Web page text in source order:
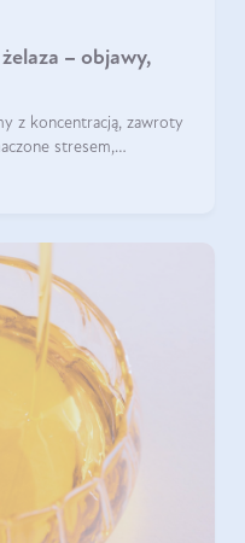
– objawy,
z koncentracją, zawroty
stresem,